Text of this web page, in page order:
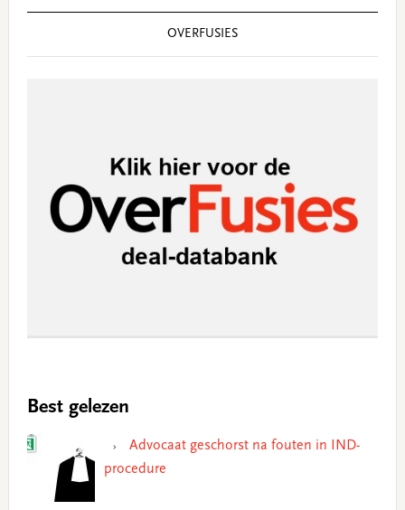
OVERFUSIES
Best gelezen
Advocaat geschorst na fouten in IND-
procedure